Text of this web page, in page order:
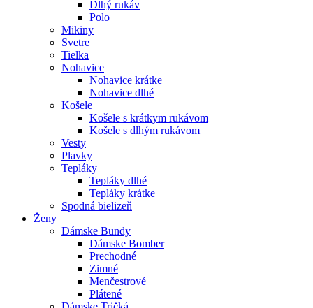
Dlhý rukáv
Polo
Mikiny
Svetre
Tielka
Nohavice
Nohavice krátke
Nohavice dlhé
Košele
Košele s krátkym rukávom
Košele s dlhým rukávom
Vesty
Plavky
Tepláky
Tepláky dlhé
Tepláky krátke
Spodná bielizeň
Ženy
Dámske Bundy
Dámske Bomber
Prechodné
Zimné
Menčestrové
Plátené